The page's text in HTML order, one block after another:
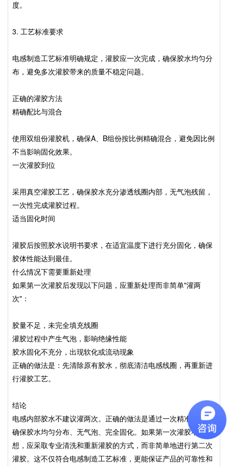
度。
3. 工艺标准要求
电感制造工艺标准明确规定，灌胶应一次完成，确保胶水均匀分
布，避免多次灌胶带来的质量不稳定问题。
正确的灌胶方法
精确配比与混合
使用双组份灌胶机 ，确保A、B组份按比例精确混合，避免因比例
不当影响固化效果。
一次灌胶到位
采用真空灌胶工艺，确保胶水充分渗透线圈内部，无气泡残留，
一次性完成灌胶过程。
适当固化时间
灌胶后按照胶水说明书要求，在适宜温度下进行充分固化，确保
胶体性能达到最佳。
什么情况下需要重新处理
如果第一次灌胶后发现以下问题，应重新处理而非简单"灌两
次"：
胶量不足，未完全填充线圈
灌胶过程中产生气泡，影响绝缘性能
胶水固化不充分，出现软化或流动现象
正确的做法是：先清除原有胶水，彻底清洁电感线圈，再重新进
行灌胶工艺。
结论
电感内部胶水不建议灌两次。正确的做法是通过一次精准灌胶，
确保胶水均匀分布、无气泡、完全固化。如果第一次灌胶不理
想，应采取专业清洗和重新灌胶的方式，而非简单地进行第二次
灌胶。这不仅符合电感制造工艺标准，更能保证产品的可靠性和